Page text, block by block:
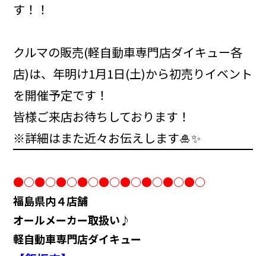
す！！
クルマの販売(軽自動車専門店ダイキュー各
店)は、年明け1月1日(土)から初売りイベント
を開催予定です！
皆様ご来店お待ちしております！
※詳細はまた近々お伝えします🎍✨
●○●○●○●○●○●○●○●○●○
福島県内４店舗
オールメーカー取扱い♪
軽自動車専門店ダイキュー